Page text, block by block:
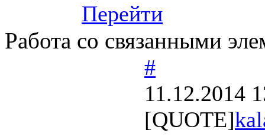
Перейти
Работа со связанными
#
11.12.2014
[QUOTE]